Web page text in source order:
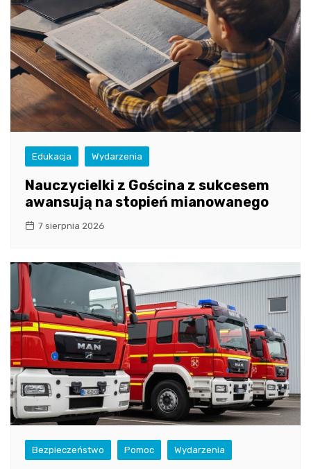
Edukacja Wydarzenia
Nauczycielki z Gościna z sukcesem
awansują na stopień mianowanego
7 sierpnia 2026
Bezpieczeństwo Pomoc Wydarzenia